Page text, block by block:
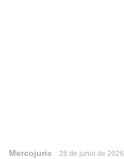
Mercojuris 28 de junio de 2026